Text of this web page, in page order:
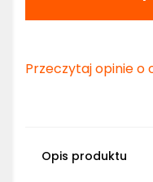
Przeczytaj opinie o
Opis produktu